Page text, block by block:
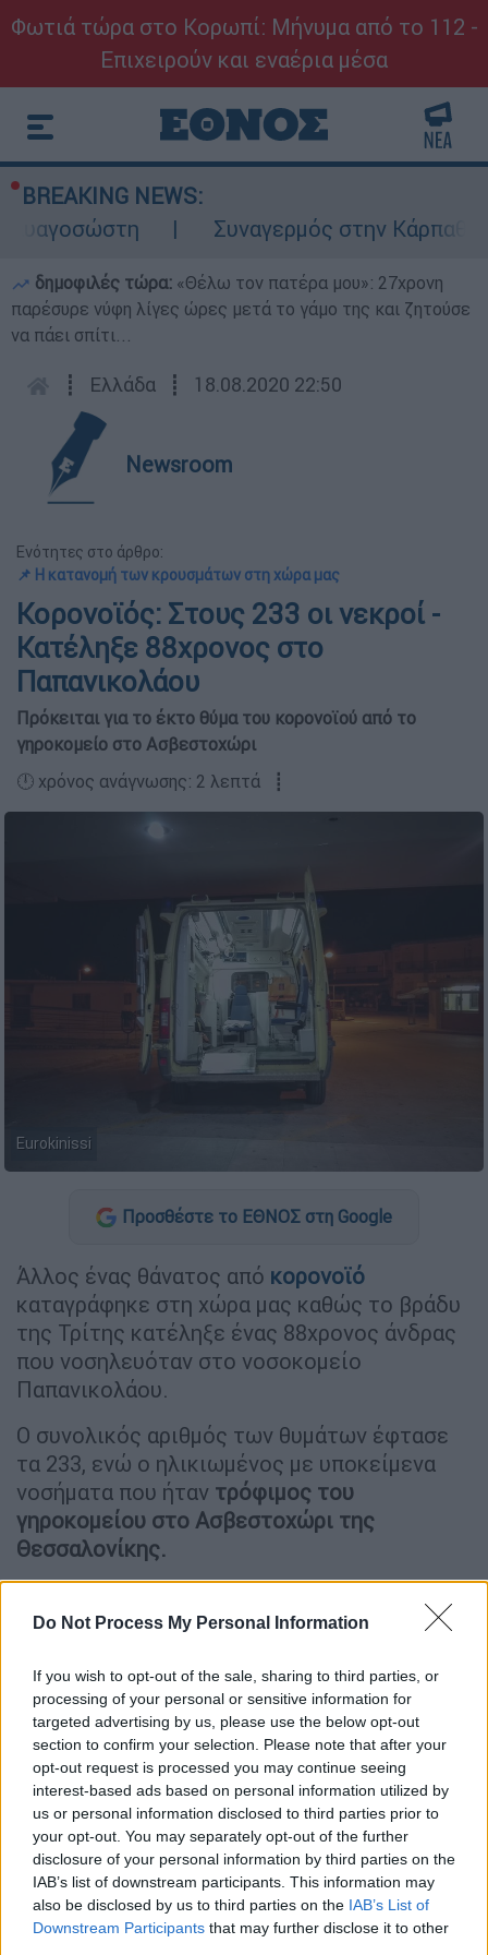
Do Not Process My Personal Information
If you wish to opt-out of the sale, sharing to third parties, or
processing of your personal or sensitive information for
targeted advertising by us, please use the below opt-out
section to confirm your selection. Please note that after your
opt-out request is processed you may continue seeing
interest-based ads based on personal information utilized by
us or personal information disclosed to third parties prior to
your opt-out. You may separately opt-out of the further
disclosure of your personal information by third parties on the
IAB’s list of downstream participants. This information may
also be disclosed by us to third parties on the IAB’s List of
Downstream Participants that may further disclose it to other
Φωτιά τώρα στο Κορωπί: Μήνυμα από το 112 -
Επιχειρούν και εναέρια μέσα
BREAKING NEWS:
Συναγερμός στην Κάρπαθο:
δημοφιλές τώρα: «Θέλω τον πατέρα μου»: 27χρονη
παρέσυρε νύφη λίγες ώρες μετά το γάμο της και ζητούσε
να πάει σπίτι...
┋ Ελλάδα ┋ 18.08.2020 22:50
Newsroom
Ενότητες στο άρθρο:
📌 Η κατανομή των κρουσμάτων στη χώρα μας
Κορονοϊός: Στους 233 οι νεκροί -
Κατέληξε 88χρονος στο
Παπανικολάου
Πρόκειται για το έκτο θύμα του κορονοϊού από το
γηροκομείο στο Ασβεστοχώρι
🕛 χρόνος ανάγνωσης: 2 λεπτά ┋
Eurokinissi
Προσθέστε το ΕΘΝΟΣ στη Google
Άλλος ένας θάνατος από κορονοϊό
καταγράφηκε στη χώρα μας καθώς το βράδυ
της Τρίτης κατέληξε ένας 88χρονος άνδρας
που νοσηλευόταν στο νοσοκομείο
Παπανικολάου.
Ο συνολικός αριθμός των θυμάτων έφτασε
τα 233, ενώ ο ηλικιωμένος με υποκείμενα
νοσήματα που ήταν τρόφιμος του
γηροκομείου στο Ασβεστοχώρι της
Θεσσαλονίκης.
Τρίτης, ανακοίνωσε 269 νέα
τελευταίο 24ωρο, και δύο ακόμη νεκρούς.
Η ανακοίνωση του ΕΟΔΥ
Σήμερα ανακοινώνουμε 269κρούσματα
νέου ιού στη χώρα, εκ των οποίων τα 39
εντοπίστηκαν κατόπιν ελέγχων στις πύλες
εισόδου της χώρας. Ο συνολικός αριθμός
των κρουσμάτων είναι 7.472, εκ των οποίων
το 55.3% αφορά άνδρες. 1742 (23.3%)
θεωρούνται σχετιζόμενα με ταξίδι από το